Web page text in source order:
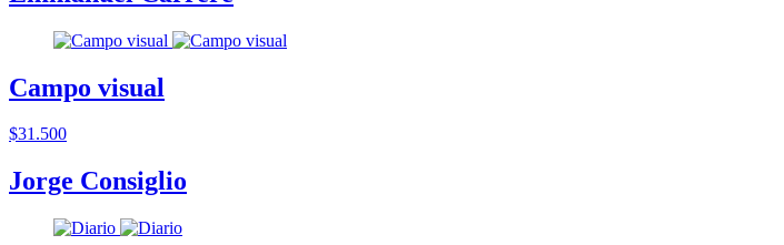
Campo visual
$31.500
Jorge Consiglio